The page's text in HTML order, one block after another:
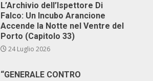
L’Archivio dell’Ispettore Di
Falco: Un Incubo Arancione
Accende la Notte nel Ventre del
Porto (Capitolo 33)
24 Luglio 2026
“GENERALE CONTRO